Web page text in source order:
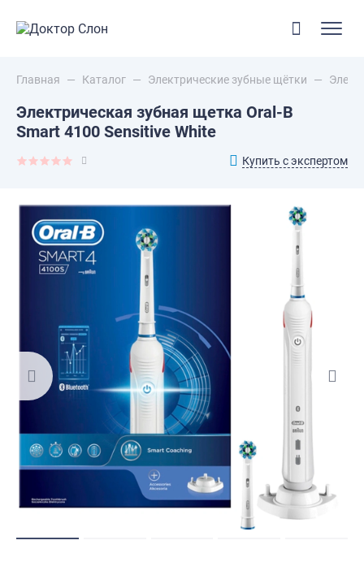
Главная — Каталог — Электрические зубные щётки —
Электрическая зубная щетка Oral-B
Smart 4100 Sensitive White
Купить с экспертом